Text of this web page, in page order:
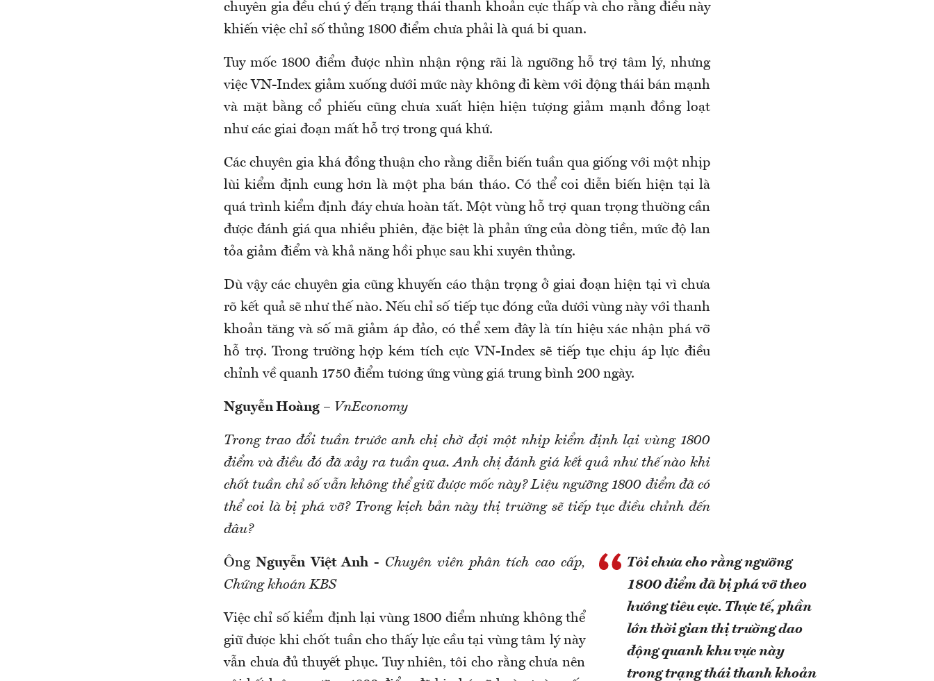
chuyên gia đều chú ý đến trạng thái thanh khoản cực thấp và cho rằng điều này
khiến việc chỉ số thủng 1800 điểm chưa phải là quá bi quan.
Tuy mốc 1800 điểm được nhìn nhận rộng rãi là ngưỡng hỗ trợ tâm lý, nhưng
việc VN-Index giảm xuống dưới mức này không đi kèm với động thái bán mạnh
và mặt bằng cổ phiếu cũng chưa xuất hiện hiện tượng giảm mạnh đồng loạt
như các giai đoạn mất hỗ trợ trong quá khứ.
Các chuyên gia khá đồng thuận cho rằng diễn biến tuần qua giống với một nhịp
lùi kiểm định cung hơn là một pha bán tháo. Có thể coi diễn biến hiện tại là
quá trình kiểm định đáy chưa hoàn tất. Một vùng hỗ trợ quan trọng thường cần
được đánh giá qua nhiều phiên, đặc biệt là phản ứng của dòng tiền, mức độ lan
tỏa giảm điểm và khả năng hồi phục sau khi xuyên thủng.
Dù vậy các chuyên gia cũng khuyến cáo thận trọng ở giai đoạn hiện tại vì chưa
rõ kết quả sẽ như thế nào. Nếu chỉ số tiếp tục đóng cửa dưới vùng này với thanh
khoản tăng và số mã giảm áp đảo, có thể xem đây là tín hiệu xác nhận phá vỡ
hỗ trợ. Trong trường hợp kém tích cực VN-Index sẽ tiếp tục chịu áp lực điều
chỉnh về quanh 1750 điểm tương ứng vùng giá trung bình 200 ngày.
Nguyễn Hoàng – VnEconomy
Trong trao đổi tuần trước anh chị chờ đợi một nhịp kiểm định lại vùng 1800
điểm và điều đó đã xảy ra tuần qua. Anh chị đánh giá kết quả như thế nào khi
chốt tuần chỉ số vẫn không thể giữ được mốc này? Liệu ngưỡng 1800 điểm đã có
thể coi là bị phá vỡ? Trong kịch bản này thị trường sẽ tiếp tục điều chỉnh đến
đâu?
Tôi chưa cho rằng ngưỡng
1800 điểm đã bị phá vỡ theo
hướng tiêu cực. Thực tế, phần
lớn thời gian thị trường dao
động quanh khu vực này
trong trạng thái thanh khoản
ÔngNguyễn Việt Anh- Chuyên viên phân tích cao cấp,
Chứng khoán KBS
Việc chỉ số kiểm định lại vùng 1800 điểm nhưng không thể
giữ được khi chốt tuần cho thấy lực cầu tại vùng tâm lý này
vẫn chưa đủ thuyết phục. Tuy nhiên, tôi cho rằng chưa nên